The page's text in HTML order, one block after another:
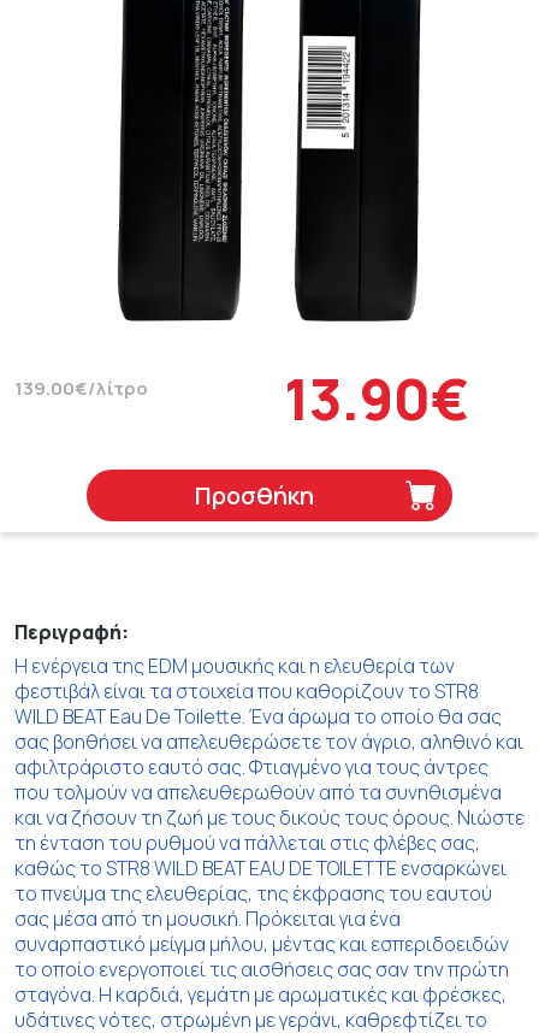
139.00€/λίτρο 13.90€
Προσθήκη
Περιγραφή:
Η ενέργεια της EDM μουσικής και η ελευθερία των
φεστιβάλ είναι τα στοιχεία που καθορίζουν το STR8
WILD BEAT Eau De Toilette. Ένα άρωμα το οποίο θα σας
σας βοηθήσει να απελευθερώσετε τον άγριο, αληθινό και
αφιλτράριστο εαυτό σας. Φτιαγμένο για τους άντρες
που τολμούν να απελευθερωθούν από τα συνηθισμένα
και να ζήσουν τη ζωή με τους δικούς τους όρους. Νιώστε
τη ένταση του ρυθμού να πάλλεται στις φλέβες σας,
καθώς το STR8 WILD BEAT EAU DE TOILETTE ενσαρκώνει
το πνεύμα της ελευθερίας, της έκφρασης του εαυτού
σας μέσα από τη μουσική. Πρόκειται για ένα
συναρπαστικό μείγμα μήλου, μέντας και εσπεριδοειδών
το οποίο ενεργοποιεί τις αισθήσεις σας σαν την πρώτη
σταγόνα. Η καρδιά, γεμάτη με αρωματικές και φρέσκες,
υδάτινες νότες, στρωμένη με γεράνι, καθρεφτίζει το